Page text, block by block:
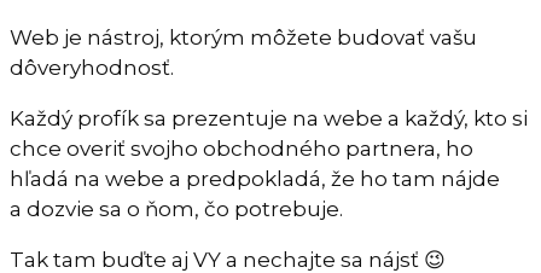
Web je nástroj, ktorým môžete budovať vašu
dôveryhodnosť.
Každý profík sa prezentuje na webe a každý, kto si
chce overiť svojho obchodného partnera, ho
hľadá na webe a predpokladá, že ho tam nájde
a dozvie sa o ňom, čo potrebuje.
Tak tam buďte aj VY a nechajte sa nájsť 😉